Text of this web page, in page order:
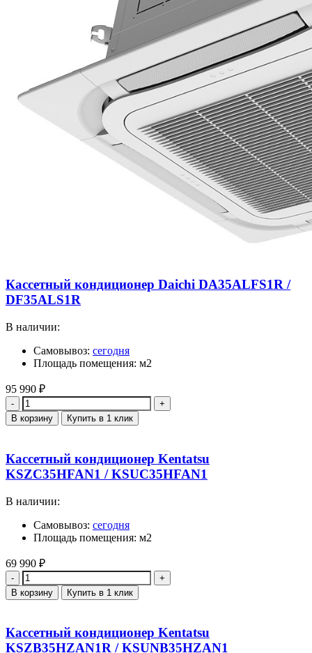
Кассетный кондиционер Daichi DA35ALFS1R /
DF35ALS1R
В наличии:
Самовывоз: сегодня
Площадь помещения: м2
95 990 ₽
Количество
В корзину Купить в 1 клик
Кассетный кондиционер Kentatsu
KSZC35HFAN1 / KSUC35HFAN1
В наличии:
Самовывоз: сегодня
Площадь помещения: м2
69 990 ₽
Количество
В корзину Купить в 1 клик
Кассетный кондиционер Kentatsu
KSZB35HZAN1R / KSUNB35HZAN1